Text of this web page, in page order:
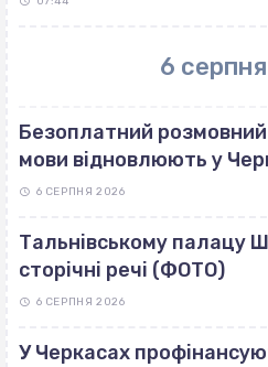
6
Безоплатний розмовний
мови відновлюють у
6 СЕРПНЯ 2026
Тальнівському палацу
сторічні речі (ФОТО)
6 СЕРПНЯ 2026
У Черкасах